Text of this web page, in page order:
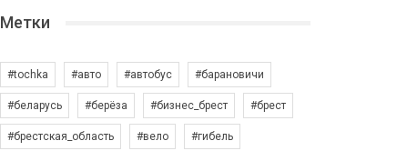
Метки
#tochka #авто #автобус #барановичи
#беларусь #берёза #бизнес_брест #брест
#брестская_область #вело #гибель